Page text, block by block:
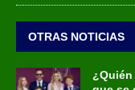
OTRAS NOTICIAS